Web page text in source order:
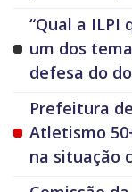
“Qual a ILPI
um dos
defesa do
Prefeitura
Atletismo
na situação